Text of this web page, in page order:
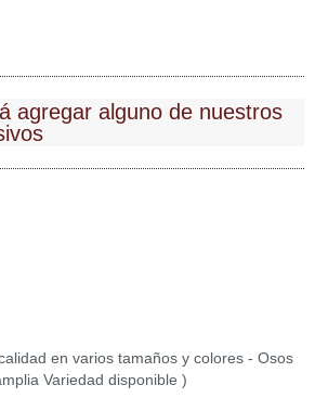
agregar alguno de nuestros
en varios tamaños y colores - Osos
Variedad disponible )